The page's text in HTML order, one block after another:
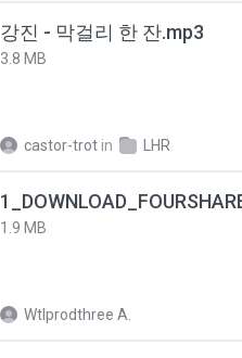
강진 - 막걸리 한 잔.mp3
3.8 MB
castor-trot in LHR
1.9 MB
Wtlprodthree A.